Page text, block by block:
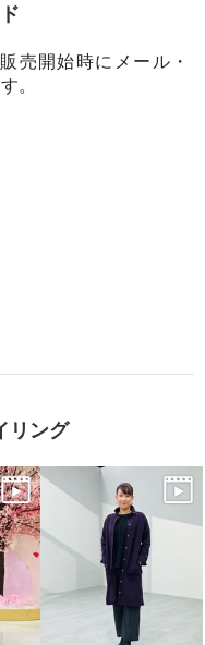
売開始時にメール・
。
リング